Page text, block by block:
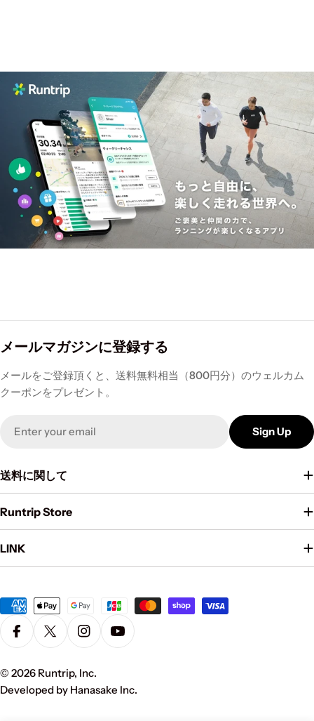
送料に関して
Runtrip Store
メールマガジンに登録する
メールをご登録頂くと、送料無料相当（800円分）のウェルカム
クーポンをプレゼント。
Sign Up
LINK
Payment
methods
FacebookX (Twitter)InstagramYouTube
© 2026 Runtrip, Inc.
Developed by Hanasake Inc.